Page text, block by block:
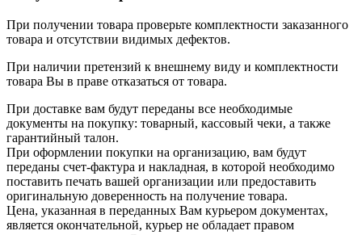
При получении товара проверьте комплектности заказанного
товара и отсутствии видимых дефектов.
При наличии претензий к внешнему виду и комплектности
товара Вы в праве отказаться от товара.
При доставке вам будут переданы все необходимые
документы на покупку: товарный, кассовый чеки, а также
гарантийный талон.
При оформлении покупки на организацию, вам будут
переданы счет-фактура и накладная, в которой необходимо
поставить печать вашей организации или предоставить
оригинальную доверенность на получение товара.
Цена, указанная в переданных Вам курьером документах,
является окончательной, курьер не обладает правом